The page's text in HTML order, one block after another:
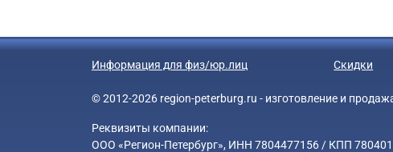
Информация для физ/юр.лиц Скидки
© 2012-2026 region-peterburg.ru - изготовление и
Реквизиты компании:
ООО «Регион-Петербург», ИНН 7804477156 / КПП